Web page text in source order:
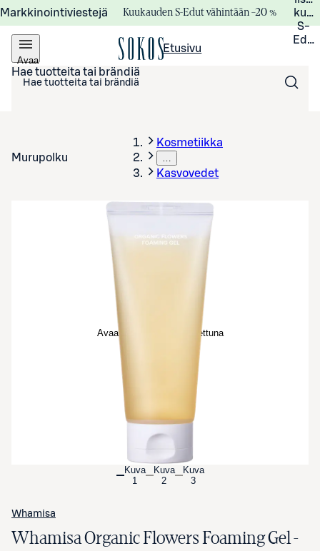
Markkinointiviestejä Kuukauden S-Edut vähintään –20 %
S-
Avaa
valikko
Etusivu
Hae tuotteita tai brändiä
Murupolku
Kosmetiikka
…
Kasvovedet
Avaa tuotekuva suurennettuna
Kuva
1
Kuva
2
Kuva
3
Whamisa
Whamisa Organic Flowers Foaming Gel -